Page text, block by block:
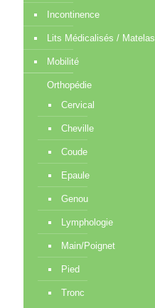
Incontinence
Lits Médicalisés / Matelas
Mobilité
Orthopédie
Cervical
Cheville
Coude
Epaule
Genou
Lymphologie
Main/Poignet
Pied
Tronc